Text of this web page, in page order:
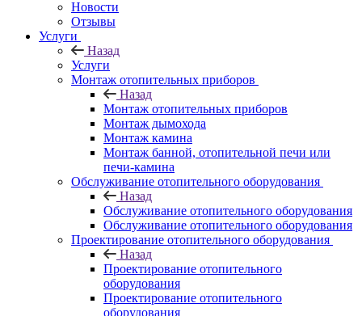
Новости
Отзывы
Услуги
Назад
Услуги
Монтаж отопительных приборов
Назад
Монтаж отопительных приборов
Монтаж дымохода
Монтаж камина
Монтаж банной, отопительной печи или
печи-камина
Обслуживание отопительного оборудования
Назад
Обслуживание отопительного оборудования
Обслуживание отопительного оборудования
Проектирование отопительного оборудования
Назад
Проектирование отопительного
оборудования
Проектирование отопительного
оборудования